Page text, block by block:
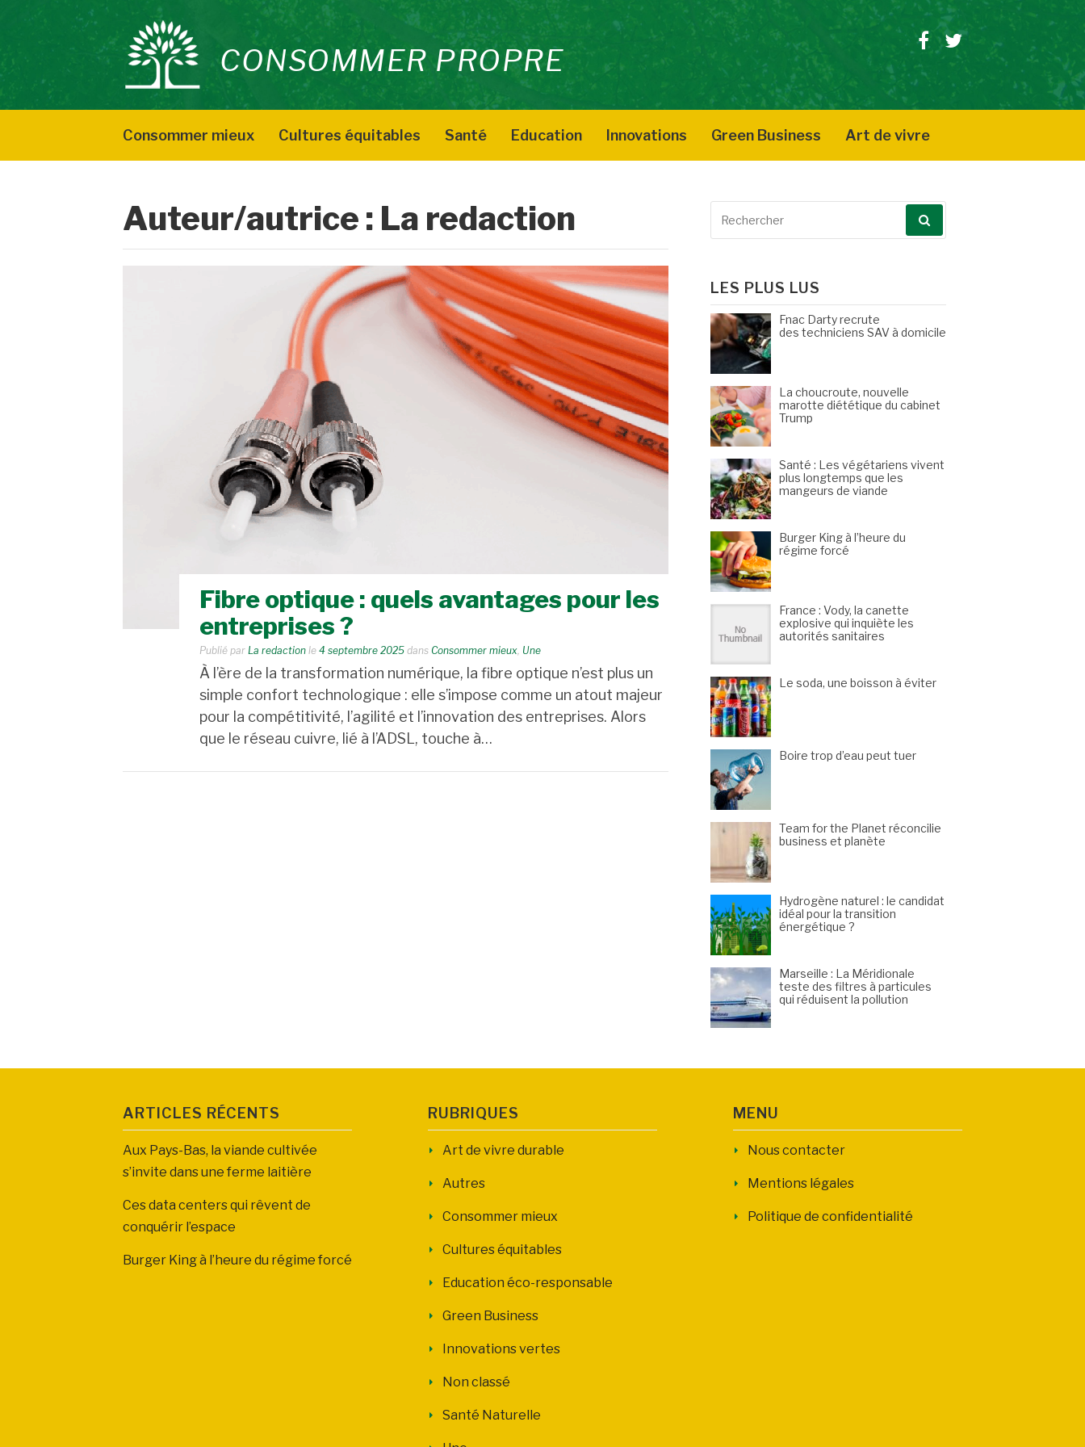
contenu
CONSOMMER PROPRE
Facebook
Twitter
Consommer mieux Cultures équitables Santé Education Innovations Green Business Art de vivre
Auteur/autrice : La redaction
Fibre optique : quels avantages pour les
entreprises ?
Publié par La redaction le 4 septembre 2025 dans Consommer mieux, Une
À l’ère de la transformation numérique, la fibre optique n’est plus un
simple confort technologique : elle s’impose comme un atout majeur
pour la compétitivité, l’agilité et l’innovation des entreprises. Alors
que le réseau cuivre, lié à l’ADSL, touche à…
LES PLUS LUS
Fnac Darty recrute
des techniciens SAV à domicile
La choucroute, nouvelle
marotte diététique du cabinet
Trump
Santé : Les végétariens vivent
plus longtemps que les
mangeurs de viande
Burger King à l’heure du
régime forcé
France : Vody, la canette
explosive qui inquiète les
autorités sanitaires
Le soda, une boisson à éviter
Boire trop d’eau peut tuer
Team for the Planet réconcilie
business et planète
Hydrogène naturel : le candidat
idéal pour la transition
énergétique ?
Marseille : La Méridionale
teste des filtres à particules
qui réduisent la pollution
ARTICLES RÉCENTS
Aux Pays-Bas, la viande cultivée
s’invite dans une ferme laitière
Ces data centers qui rêvent de
conquérir l’espace
Burger King à l’heure du régime forcé
RUBRIQUES
Art de vivre durable
Autres
Consommer mieux
Cultures équitables
Education éco-responsable
Green Business
Innovations vertes
Non classé
Santé Naturelle
MENU
Nous contacter
Mentions légales
Politique de confidentialité